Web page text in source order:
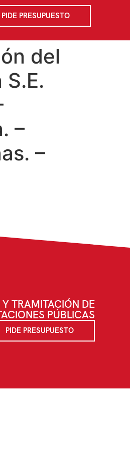
PIDE PRESUPUESTO
del
–
–
Y TRAMITACIÓN DE
PÚBLICAS
PIDE PRESUPUESTO